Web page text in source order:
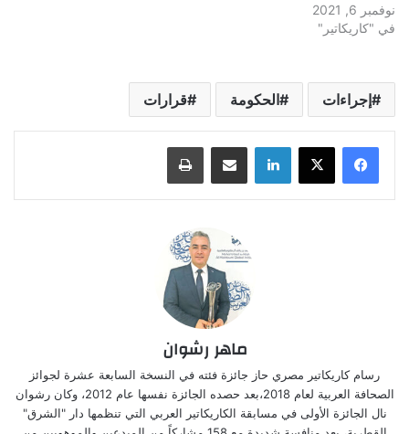
نوفمبر 6, 2021
في "كاريكاتير"
إجراءات الحكومة قرارات
لينكدإن مشاركة عبر البريد طباعة
ماهر رشوان
رسام كاريكاتير مصري حاز جائزة فئته في النسخة السابعة عشرة لجوائز
الصحافة العربية لعام 2018،بعد حصده الجائزة نفسها عام 2012، وكان رشوان
نال الجائزة الأولى في مسابقة الكاريكاتير العربي التي تنظمها دار "الشرق"